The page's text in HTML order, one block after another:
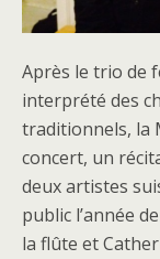
Après le trio de
interprété des
traditionnels, la
concert, un
deux artistes
public l’année
la flûte et